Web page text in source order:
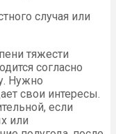
случая или
тяжести
согласно
Нужно
свои интересы.
если
или